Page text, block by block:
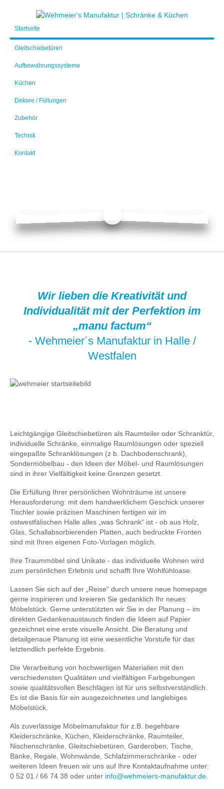
Startseite
Gleitschiebetüren
Aufbewahrungssysteme
Küchen
Dekore / Füllungen
Zubehör
Technik
Kontakt
Wir lieben die Kreativität und
Individualität mit der Perfektion im
„manu factum“
- Wehmeier´s Manufaktur in Halle /
Westfalen
Leichtgängige Gleitschiebetüren als Raumteiler oder Schranktür,
individuelle Schränke, einmalige Raumlösungen oder speziell
eingepaßte Schranklösungen (z b. Dachbodenschrank),
Sondermöbelbau - den Ideen der Möbel- und Raumlösungen
sind in ihrer Vielfältigkeit keine Grenzen gesetzt.
Die Erfüllung Ihrer persönlichen Wohnträume ist unsere
Herausforderung: mit dem handwerklichem Geschick unserer
Tischler sowie präzisen Maschinen fertigen wir im
ostwestfälischen Halle alles „was Schrank“ ist - ob aus Holz,
Glas, Schallabsorbierenden Platten, auch bedruckte Fronten
sind mit Ihren eigenen Foto-Vorlagen möglich.
Ihre Traummöbel sind Unikate - das individuelle Wohnen wird
zum persönlichen Erlebnis und schafft Ihre Wohlfühloase.
Lassen Sie sich auf der „Reise“ durch unsere neue homepage
gerne inspirieren und kreieren Sie gedanklich Ihr neues
Möbelstück. Gerne unterstützten wir Sie in der Planung – im
direkten Gedankenaustausch finden die Ideen auf Papier
gezeichnet eine erste visuelle Ansicht. Die Beratung und
detailgenaue Planung ist eine wesentliche Vorstufe für das
letztendlich perfekte Ergebnis.
Die Verarbeitung von hochwertigen Materialien mit den
verschiedensten Qualitäten und vielfältigen Farbgebungen
sowie qualitätsvollen Beschlägen ist für uns selbstverständlich.
Es ist die Basis für ein ausgezeichnetes und langlebiges
Möbelstück.
Als zuverlässige Möbelmanufaktur für z.B. begehbare
Kleiderschränke, Küchen, Kleiderschränke, Raumteiler,
Nischenschränke, Gleitschiebetüren, Garderoben, Tische,
Bänke, Regale, Wohnwände, Schlafzimmerschränke - oder
weiteren Ideen freuen wir uns auf Ihre Kontaktaufnahme unter:
0 52 01 / 66 74 38 oder unter info@wehmeiers-manufaktur.de